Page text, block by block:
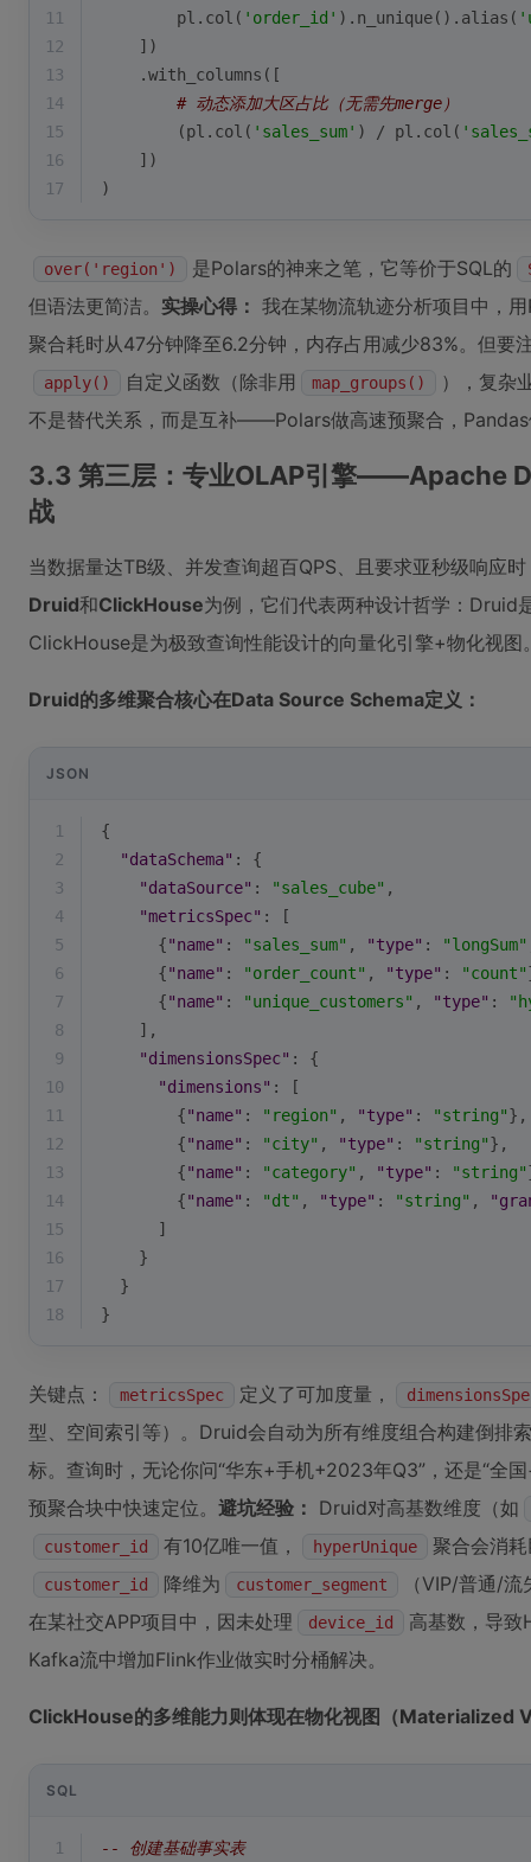
11
        pl.col(
'order_id' ).n_unique().alias(
12
    ])
13
    .with_columns([
14
# 动态添加大区占比（无需先merge）
15
        (pl.col(
'sales_sum' ) / pl.col(
16
    ])
17
)
over('region') 是Polars的神来之笔，它等价于SQL的
但语法更简洁。 实操心得： 我在某物流轨迹分析项目中，
聚合耗时从47分钟降至6.2分钟，内存占用减少83%。但要
apply() 自定义函数（除非用 map_groups()
），复杂
不是替代关系，而是互补——Polars做高速预聚合，
3.3 第三层：专业OLAP引擎——Apache
战
当数据量达TB级、并发查询超百QPS、且要求亚秒级响应
Druid和ClickHouse为例，它们代表两种设计哲学：Druid
ClickHouse是为极致查询性能设计的向量化引擎+物化视图
Druid的多维聚合核心在Data Source Schema定义：
JSON
1
{
2
"dataSchema" : {
3
"dataSource" : "sales_cube" ,
4
"metricsSpec" : [
5
      {
"name" : "sales_sum" , "type" : "longSum"
6
      {
"name" : "order_count" , "type" : "count"
7
      {
"name" : "unique_customers" , "type" :
8
    ],
9
"dimensionsSpec" : {
10
"dimensions" : [
11
        {
"name" : "region" , "type" : "string"},
12
        {
"name" : "city" , "type" : "string"},
13
        {
"name" : "category" , "type" : "string"
14
        {
"name" : "dt" , "type" : "string" ,
15
      ]
16
    }
17
  }
18
}
关键点： metricsSpec 定义了可加度量，
型、空间索引等）。Druid会自动为所有维度组合构建倒排
标。查询时，无论你问“华东+手机+2023年Q3”，还是“全
预聚合块中快速定位。 避坑经验： Druid对高基数维度（如
customer_id 有10亿唯一值， hyperUnique 聚合会消
customer_id 降维为 customer_segment
（VIP/普通/
在某社交APP项目中，因未处理
device_id
高基数，导
Kafka流中增加Flink作业做实时分桶解决。
ClickHouse的多维能力则体现在物化视图（Materialized
SQL
1 -- 创建基础事实表